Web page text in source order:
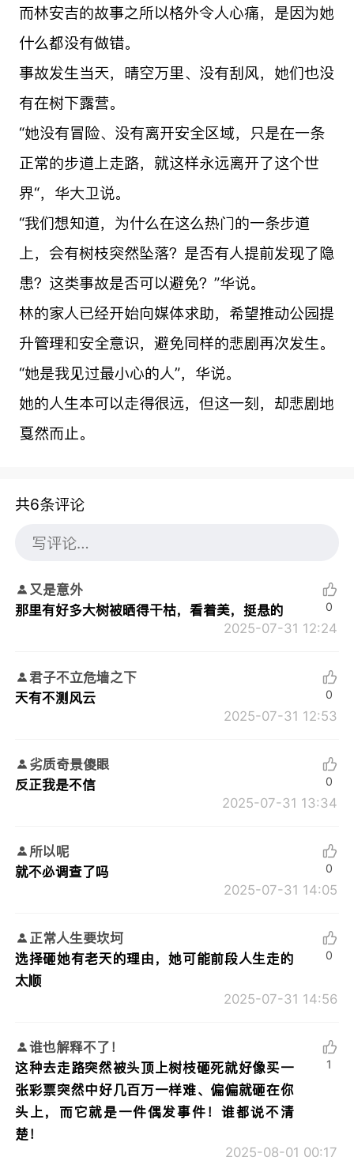
而林安吉的故事之所以格外令人心痛，是因为她
什么都没有做错。
事故发生当天，晴空万里、没有刮风，她们也没
有在树下露营。
“她没有冒险、没有离开安全区域，只是在一条
正常的步道上走路，就这样永远离开了这个世
界“，华大卫说。
“我们想知道，为什么在这么热门的一条步道
上，会有树枝突然坠落？是否有人提前发现了隐
患？这类事故是否可以避免？”华说。
林的家人已经开始向媒体求助，希望推动公园提
升管理和安全意识，避免同样的悲剧再次发生。
“她是我见过最小心的人”，华说。
她的人生本可以走得很远，但这一刻，却悲剧地
戛然而止。
共6条评论
又是意外
那里有好多大树被晒得干枯，看着美，挺悬的
2025-07-31 12:24
0
君子不立危墙之下
天有不测风云
2025-07-31 12:53
0
劣质奇景傻眼
反正我是不信
2025-07-31 13:34
0
所以呢
就不必调查了吗
2025-07-31 14:05
0
正常人生要坎坷
选择砸她有老天的理由，她可能前段人生走的
太顺
2025-07-31 14:56
0
谁也解释不了！
这种去走路突然被头顶上树枝砸死就好像买一
张彩票突然中好几百万一样难、偏偏就砸在你
头上，而它就是一件偶发事件！谁都说不清
楚！
2025-08-01 00:17
1